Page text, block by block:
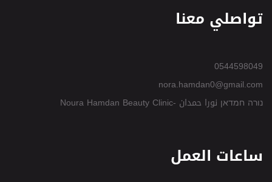
تواصلي معنا
0544598049
nora.hamdan0@gmail.com
נורה חמדאן نورا حمدان -Noura Hamdan Beauty Clinic
ساعات العمل